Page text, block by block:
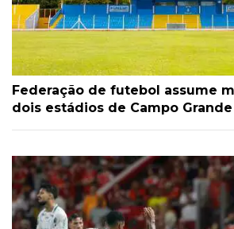
Federação de futebol assume
dois estádios de Campo Grande